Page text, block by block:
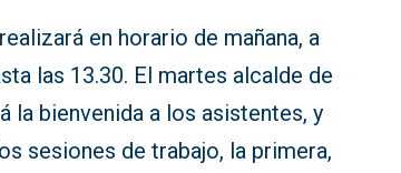
en horario de mañana, a
las 13.30. El martes alcalde de
la bienvenida a los asistentes, y
sesiones de trabajo, la primera,